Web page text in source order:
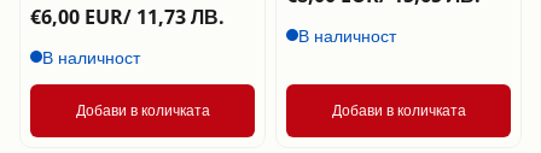
€6,00 EUR/ 11,73 ЛВ.
В наличност
Добави в количката
В наличност
Добави в количката